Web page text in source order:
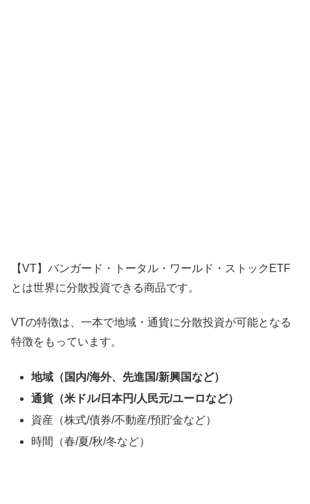
【VT】バンガード・トータル・ワールド・ストックETF
とは世界に分散投資できる商品です。
VTの特徴は、一本で地域・通貨に分散投資が可能となる
特徴をもっています。
地域（国内/海外、先進国/新興国など）
通貨（米ドル/日本円/人民元/ユーロなど）
資産（株式/債券/不動産/預貯金など）
時間（春/夏/秋/冬など）